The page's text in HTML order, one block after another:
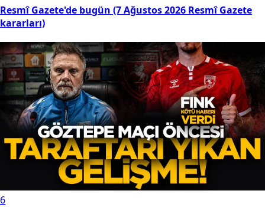
Resmî Gazete'de bugün (7 Ağustos 2026 Resmî Gazete
kararları)
6